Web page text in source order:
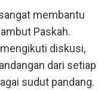
membantu
Paskah.
diskusi,
dari setiap
sudut pandang.